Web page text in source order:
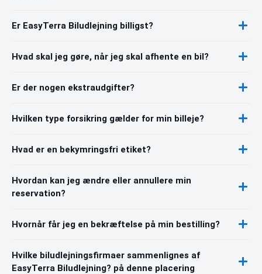
Er EasyTerra Biludlejning billigst?
Hvad skal jeg gøre, når jeg skal afhente en bil?
Er der nogen ekstraudgifter?
Hvilken type forsikring gælder for min billeje?
Hvad er en bekymringsfri etiket?
Hvordan kan jeg ændre eller annullere min
reservation?
Hvornår får jeg en bekræftelse på min bestilling?
Hvilke biludlejningsfirmaer sammenlignes af
EasyTerra Biludlejning? på denne placering